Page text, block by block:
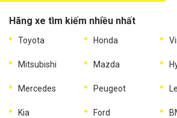
Hãng xe tìm kiếm nhiều nhất
Toyota Honda
Mitsubishi Mazda
Mercedes Peugeot
Kia Ford